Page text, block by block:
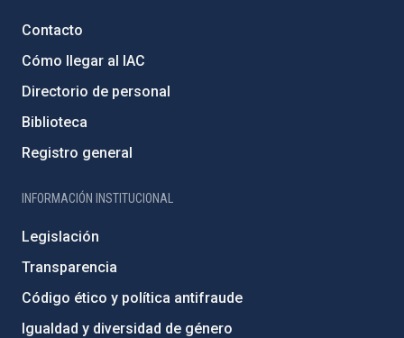
Contacto
Cómo llegar al IAC
Directorio de personal
Biblioteca
Registro general
INFORMACIÓN INSTITUCIONAL
Legislación
Transparencia
Código ético y política antifraude
Igualdad y diversidad de género